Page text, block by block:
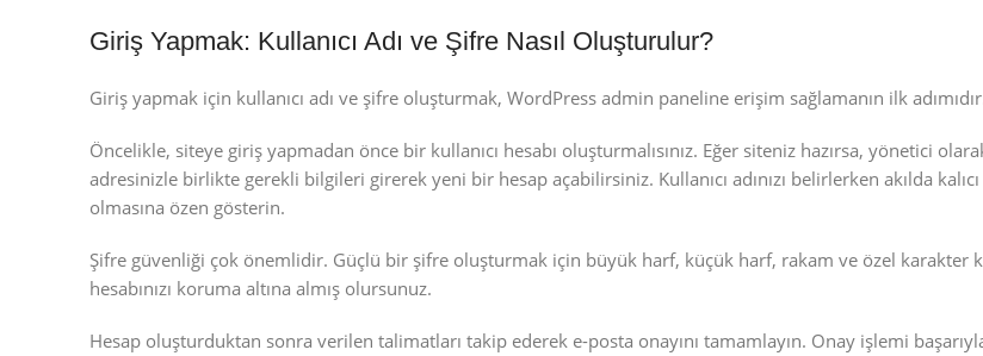
Giriş Yapmak: Kullanıcı Adı ve Şifre Nasıl Oluşturulur?
Giriş yapmak için kullanıcı adı ve şifre oluşturmak, WordPress admin paneline erişim sağlamanın ilk
Öncelikle, siteye giriş yapmadan önce bir kullanıcı hesabı oluşturmalısınız. Eğer siteniz hazırsa, yönetici
adresinizle birlikte gerekli bilgileri girerek yeni bir hesap açabilirsiniz. Kullanıcı adınızı belirlerken akılda
olmasına özen gösterin.
Şifre güvenliği çok önemlidir. Güçlü bir şifre oluşturmak için büyük harf, küçük harf, rakam ve özel karakter
hesabınızı koruma altına almış olursunuz.
Hesap oluşturduktan sonra verilen talimatları takip ederek e-posta onayını tamamlayın. Onay işlemi